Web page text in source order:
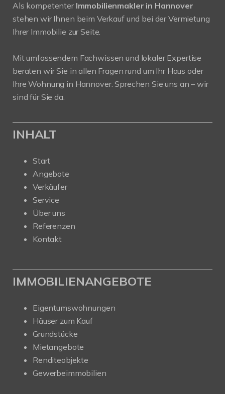
Als kompetenter Immobilienmakler in Hannover
stehen wir Ihnen beim Verkauf und bei der Vermietung
Ihrer Immobilie zur Seite.
Mit umfassendem Fachwissen und lokaler Expertise
beraten wir Sie in allen Fragen rund um Ihr Haus oder
Ihre Wohnung in Hannover. Sprechen Sie uns an – wir
sind für Sie da.
INHALT
Start
Angebote
Verkäufer
Service
Über uns
Referenzen
Kontakt
IMMOBILIENANGEBOTE
Eigentumswohnungen
Häuser zum Kauf
Grundstücke
Mietangebote
Renditeobjekte
Gewerbeimmobilien